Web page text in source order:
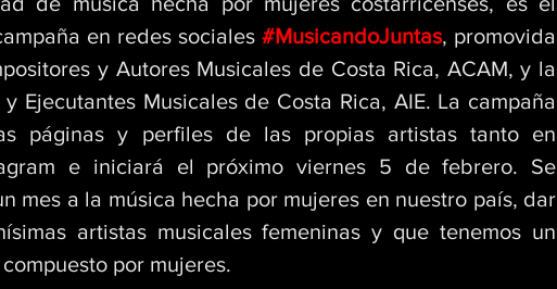
en redes sociales #MusicandoJuntas, promovida
y Autores Musicales de Costa Rica, ACAM, y la
Ejecutantes Musicales de Costa Rica, AIE. La campaña
páginas y perfiles de las propias artistas tanto en
e iniciará el próximo viernes 5 de febrero. Se
mes a la música hecha por mujeres en nuestro país, dar
artistas musicales femeninas y que tenemos un
por mujeres.